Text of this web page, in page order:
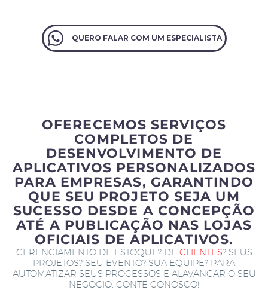
QUERO FALAR COM UM ESPECIALISTA
OFERECEMOS SERVIÇOS
COMPLETOS DE
DESENVOLVIMENTO DE
APLICATIVOS PERSONALIZADOS
PARA EMPRESAS, GARANTINDO
QUE SEU PROJETO SEJA UM
SUCESSO DESDE A CONCEPÇÃO
ATÉ A PUBLICAÇÃO NAS LOJAS
OFICIAIS DE APLICATIVOS.
GERENCIAMENTO DE ESTOQUE? DE CLIENTES? SEUS
PROJETOS? SEU EVENTO? SUA EQUIPE? PARA
AUTOMATIZAR SEUS PROCESSOS E ALAVANCAR O SEU
NEGÓCIO. CONTE CONOSCO!